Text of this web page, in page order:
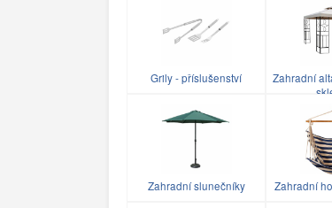
Grily - příslušenství
Zahradní
Zahradní slunečníky Zahradní